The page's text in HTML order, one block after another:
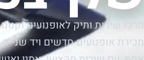
מרכז שירות ותיק לאופנועים
מכירת אופנועים חדשים ויד